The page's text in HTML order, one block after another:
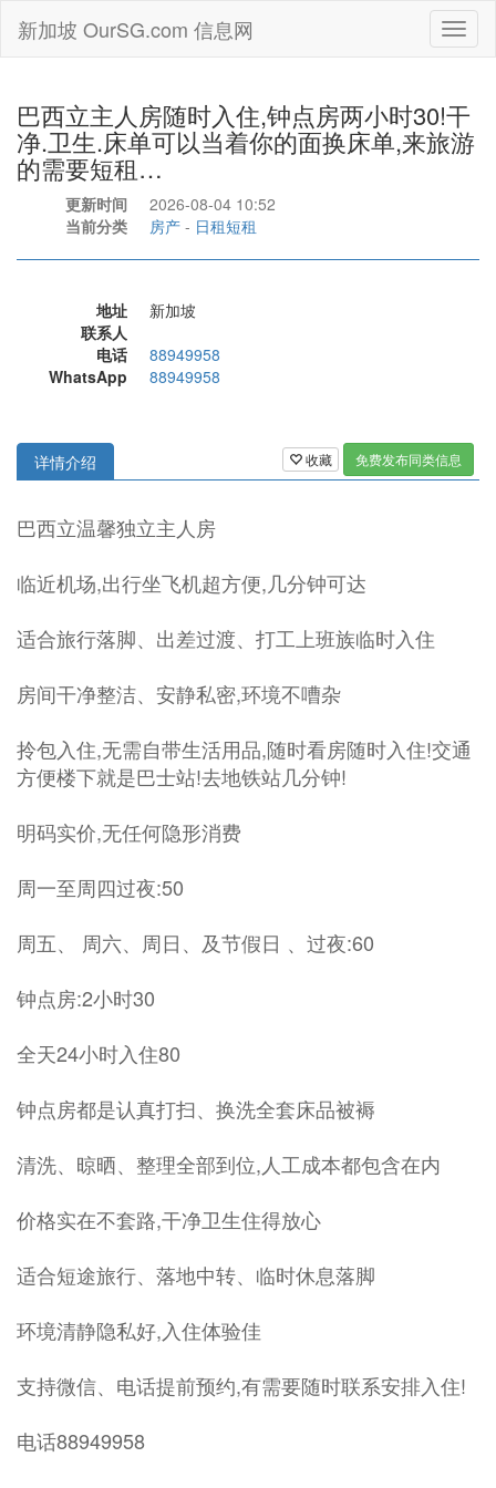
新加坡 OurSG.com 信息网
巴西立主人房随时入住,钟点房两小时30!干
净.卫生.床单可以当着你的面换床单,来旅游
的需要短租…
更新时间
2026-08-04 10:52
当前分类
房产 - 日租短租
地址
新加坡
联系人
电话
88949958
WhatsApp
88949958
收藏 免费发布同类信息
详情介绍
巴西立温馨独立主人房
临近机场,出行坐飞机超方便,几分钟可达
适合旅行落脚、出差过渡、打工上班族临时入住
房间干净整洁、安静私密,环境不嘈杂
拎包入住,无需自带生活用品,随时看房随时入住!交通
方便楼下就是巴士站!去地铁站几分钟!
明码实价,无任何隐形消费
周一至周四过夜:50
周五、 周六、周日、及节假日 、过夜:60
钟点房:2小时30
全天24小时入住80
钟点房都是认真打扫、换洗全套床品被褥
清洗、晾晒、整理全部到位,人工成本都包含在内
价格实在不套路,干净卫生住得放心
适合短途旅行、落地中转、临时休息落脚
环境清静隐私好,入住体验佳
支持微信、电话提前预约,有需要随时联系安排入住!
电话88949958